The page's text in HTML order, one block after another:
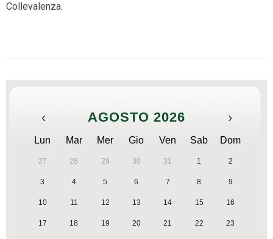
Collevalenza.
‹ AGOSTO 2026 ›
Lun Mar Mer Gio Ven Sab Dom
27 28 29 30 31 1 2
3 4 5 6 7 8 9
10 11 12 13 14 15 16
17 18 19 20 21 22 23